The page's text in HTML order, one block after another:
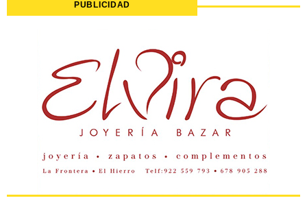
PUBLICIDAD